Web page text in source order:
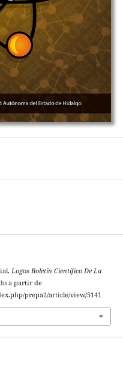
Logos Boletín Científico De La
a partir de
prepa2/article/view/5141